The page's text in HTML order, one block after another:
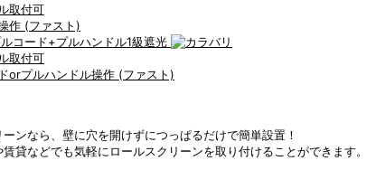
取付可
作 (ファスト)
取付可
orプルハンドル操作 (ファスト)
ンなら、壁に穴を開けずにつっぱるだけで簡単設置！
貸などでも気軽にロールスクリーンを取り付けることができます。